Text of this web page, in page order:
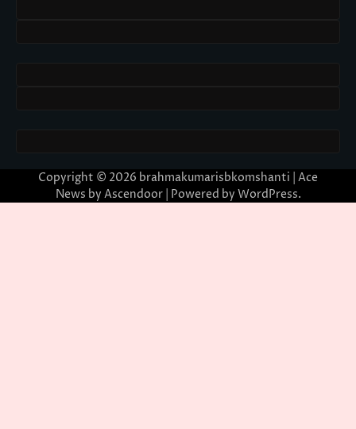
Copyright © 2026 brahmakumarisbkomshanti | Ace
News by Ascendoor| Powered by WordPress.